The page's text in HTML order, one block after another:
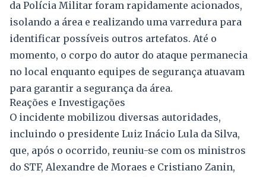
da Polícia Militar foram rapidamente acionados,
isolando a área e realizando uma varredura para
identificar possíveis outros artefatos. Até o
momento, o corpo do autor do ataque permanecia
no local enquanto equipes de segurança atuavam
para garantir a segurança da área.
Reações e Investigações
O incidente mobilizou diversas autoridades,
incluindo o presidente Luiz Inácio Lula da Silva,
que, após o ocorrido, reuniu-se com os ministros
do STF, Alexandre de Moraes e Cristiano Zanin,